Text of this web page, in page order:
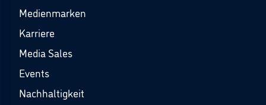
Medienmarken
Karriere
Media Sales
Events
Nachhaltigkeit